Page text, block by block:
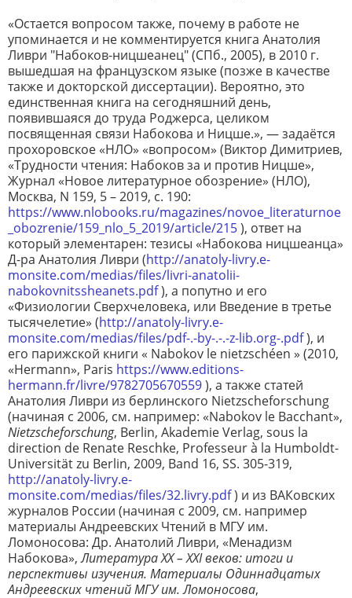
«Остается вопросом также, почему в работе не
упоминается и не комментируется книга Анатолия
Ливри "Набоков-ницшеанец" (СПб., 2005), в 2010 г.
вышедшая на французском языке (позже в качестве
также и докторской диссертации). Вероятно, это
единственная книга на сегодняшний день,
появившаяся до труда Роджерса, целиком
посвященная связи Набокова и Ницше.», — задаётся
прохоровское «НЛО» «вопросом» (Виктор Димитриев,
«Трудности чтения: Набоков за и против Ницше»,
Журнал «Новое литературное обозрение» (НЛО),
Москва, N 159, 5 – 2019, с. 190:
https://www.nlobooks.ru/magazines/novoe_literaturnoe
_obozrenie/159_nlo_5_2019/article/215), ответ на
который элементарен: тезисы «Набокова ницшеанца»
Д-ра Анатолия Ливри (http://anatoly-livry.e-
monsite.com/medias/files/livri-anatolii-
nabokovnitssheanets.pdf), а попутно и его
«Физиологии Сверхчеловека, или Введение в третье
тысячелетие» (http://anatoly-livry.e-
monsite.com/medias/files/pdf-.-by-.-.-z-lib.org-.pdf), и
его парижской книги « Nabokov le nietzschéen » (2010,
«Hermann», Paris https://www.editions-
hermann.fr/livre/9782705670559), а также статей
Анатолия Ливри из берлинского Nietzscheforschung
(начиная с 2006, см. например: «Nabokov le Bacchant»,
Nietzscheforschung, Berlin, Akademie Verlag, sous la
direction de Renate Reschke, Professeur à la Humboldt-
Universität zu Berlin, 2009, Band 16, SS. 305-319,
http://anatoly-livry.e-
monsite.com/medias/files/32.livry.pdf) и из ВАКовских
журналов России (начиная с 2009, см. например
материалы Андреевских Чтений в МГУ им.
Ломоносова: Др. Анатолий Ливри, «Менадизм
Набокова»,Литература XX – XXI веков: итоги и
перспективы изучения. Материалы Одиннадцатых
Андреевских чтений МГУ им. Ломоносова,